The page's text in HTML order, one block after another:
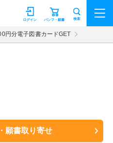
パンフ・願書
ログイン 検索
円分電子図書カードGET
願書取り寄せ